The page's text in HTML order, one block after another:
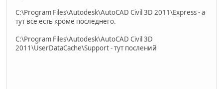
C:\Program Files\Autodesk\AutoCAD Civil 3D 2011\Express - а
тут все есть кроме последнего.
C:\Program Files\Autodesk\AutoCAD Civil 3D
2011\UserDataCache\Support - тут послений